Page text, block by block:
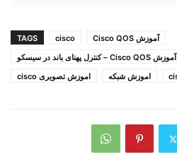
TAGS cisco
آموزش Cisco QOS
آموزش Cisco QOS – کنترل پهنای باند در سیسکو
اموزش تصویری cisco
اموزش شبکه